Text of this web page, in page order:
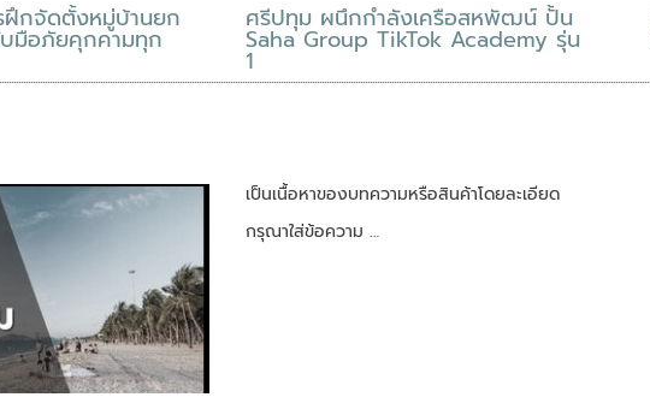
กจัดตั้งหมู่บ้านยก
มือภัยคุกคามทุก
ศรีปทุม ผนึกกำลังเครือสหพัฒน์ ปั้น
Saha Group TikTok Academy รุ่น
1
เป็นเนื้อหาของบทความหรือสินค้าโดยละเอียด
กรุณาใส่ข้อความ …